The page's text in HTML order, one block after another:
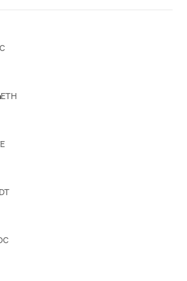
ETH